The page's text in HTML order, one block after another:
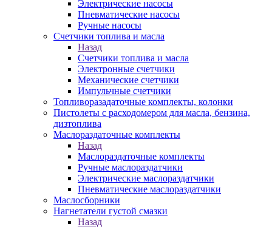
Электрические насосы
Пневматические насосы
Ручные насосы
Счетчики топлива и масла
Назад
Счетчики топлива и масла
Электронные счетчики
Механические счетчики
Импульчные счетчики
Топливоразадаточные комплекты, колонки
Пистолеты с расходомером для масла, бензина,
дизтоплива
Маслораздаточные комплекты
Назад
Маслораздаточные комплекты
Ручные маслораздатчики
Электрические маслораздатчики
Пневматические маслораздатчики
Маслосборники
Нагнетатели густой смазки
Назад